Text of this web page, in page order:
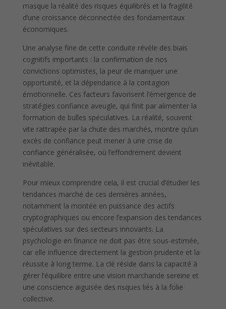
masque la réalité des risques équilibrés et la fragilité
d’une croissance déconnectée des fondamentaux
économiques.
Une analyse fine de cette conduite révèle des biais
cognitifs importants : la confirmation de nos
convictions optimistes, la peur de manquer une
opportunité, et la dépendance à la contagion
émotionnelle. Ces facteurs favorisent l’émergence de
stratégies confiance aveugle, qui finit par alimenter la
formation de bulles spéculatives. La réalité, souvent
vite rattrapée par la chute des marchés, montre qu’un
excès de confiance peut mener à une crise de
confiance généralisée, où l’effondrement devient
inévitable.
Pour mieux comprendre cela, il est crucial d’étudier les
tendances marché de ces dernières années,
notamment la montée en puissance des actifs
cryptographiques ou encore l’expansion des tendances
spéculatives sur des secteurs innovants. La
psychologie en finance ne doit pas être sous-estimée,
car elle influence directement la gestion prudente et la
réussite à long terme. La clé réside dans la capacité à
gérer l’équilibre entre une vision marchande sereine et
une conscience aiguisée des risques liés à la folie
collective.